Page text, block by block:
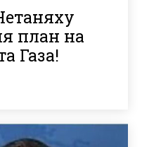
план на
Газа!